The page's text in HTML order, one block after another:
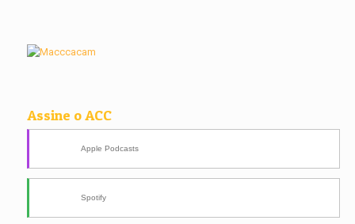
Assine o ACC
Apple Podcasts
Spotify